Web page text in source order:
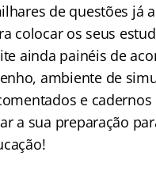
de questões já
colocar os seus
ainda painéis de
ambiente de
e cadernos
a sua preparação